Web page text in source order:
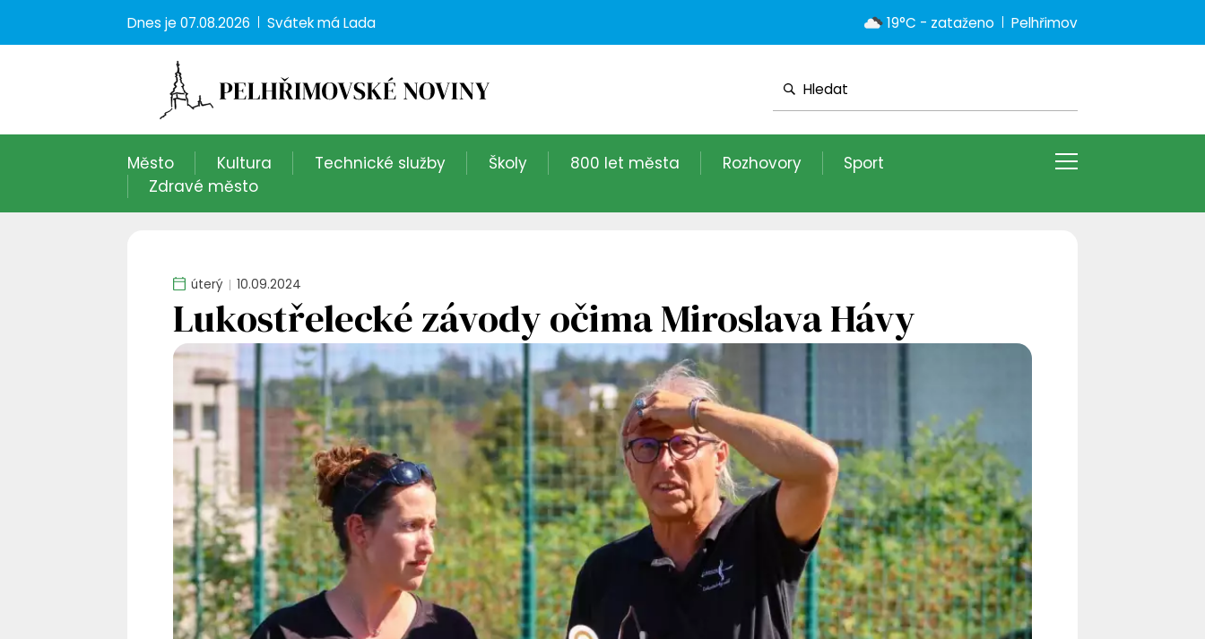
Dnes je 07.08.2026 Svátek máLada 19°C - zataženo Pelhřimov
Město Kultura Technické služby Školy 800 let města Rozhovory
Sport
Zdravé město
úterý 10.09.2024
Lukostřelecké závody očima Miroslava Hávy